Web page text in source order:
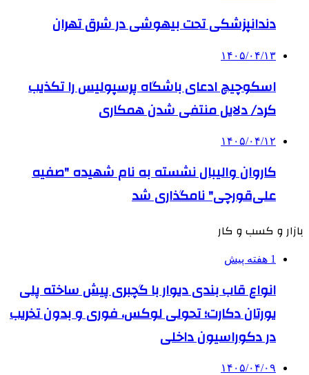
دندانپزشکی تحت بیهوشی در شرق تهران
۱۴۰۵/۰۴/۱۳
اسکوچیچ ادعای باشگاه پرسپولیس را تکذیب
کرد/ دلایل منتفی شدن همکاری
۱۴۰۵/۰۴/۱۲
کاروان والیبال نشسته به نام شهیده "صفیه
علی‌قورچی" نامگذاری شد
بازار و کسب و کار
1 هفته پیش
انواع قاب بندی دیوار با گچبری پیش ساخته پلی
یورتان دکارت؛ تحولی لوکس، فوری و بدون تخریب
در دکوراسیون داخلی
۱۴۰۵/۰۴/۰۹